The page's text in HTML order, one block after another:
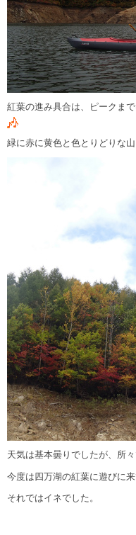
紅葉の進み具合は、ピークま
緑に赤に黄色と色とりどりな
天気は基本曇りでしたが、所
今度は四万湖の紅葉に遊びに来
それではイネでした。